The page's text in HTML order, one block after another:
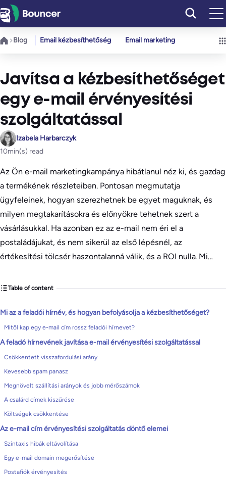
Ugrás
a
tartalomhoz
Blog Email kézbesíthetőség Email marketing
Javítsa a kézbesíthetőséget
egy e-mail érvényesítési
szolgáltatással
Izabela Harbarczyk
10min(s) read
Az Ön e-mail marketingkampánya hibátlanul néz ki, és gazdag
a termékének részleteiben. Pontosan megmutatja
ügyfeleinek, hogyan szerezhetnek be egyet maguknak, és
milyen megtakarításokra és előnyökre tehetnek szert a
vásárlásukkal. Ha azonban ez az e-mail nem éri el a
postaládájukat, és nem sikerül az első lépésnél, az
értékesítési tölcsér haszontalanná válik, és a ROI nulla. Mi…
Table of content
Mi az a feladói hírnév, és hogyan befolyásolja a kézbesíthetőséget?
Mitől kap egy e-mail cím rossz feladói hírnevet?
A feladó hírnevének javítása e-mail érvényesítési szolgáltatással
Csökkentett visszafordulási arány
Kevesebb spam panasz
Megnövelt szállítási arányok és jobb mérőszámok
A csalárd címek kiszűrése
Költségek csökkentése
Az e-mail cím érvényesítési szolgáltatás döntő elemei
Szintaxis hibák eltávolítása
Egy e-mail domain megerősítése
Postafiók érvényesítés